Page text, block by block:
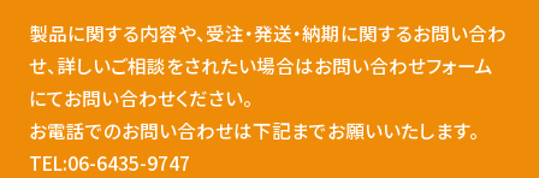
製品に関する内容や、受注・発送・納期に関するお問い合わ
せ、詳しいご相談をされたい場合はお問い合わせフォーム
にてお問い合わせください。
お電話でのお問い合わせは下記までお願いいたします。
TEL:06-6435-9747